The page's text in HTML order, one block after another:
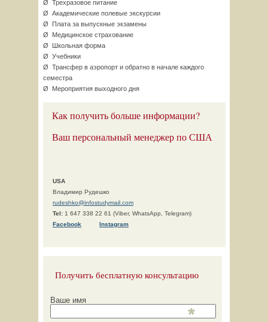
Ø Трехразовое питание
Ø Академические полевые экскурсии
Ø Плата за выпускные экзамены
Ø Медицинское страхование
Ø Школьная форма
Ø Учебники
Ø Трансфер в аэропорт и обратно в начале каждого
семестра
Ø Мероприятия выходного дня
Как получить больше информации?
Ваш персональный менеджер по США
USA
Владимир Рудешко
rudeshko@infostudymail.com
Tel: 1 647 338 22 61 (Viber, WhatsApp, Telegram)
Facebook Instagram
Получить бесплатную консультацию
Ваше имя